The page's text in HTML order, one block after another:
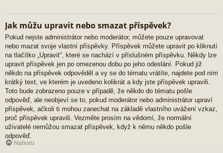
Jak můžu upravit nebo smazat příspěvek?
Pokud nejste administrátor nebo moderátor, můžete pouze upravovat
nebo mazat svoje vlastní příspěvky. Příspěvek můžete upravit po kliknutí
na tlačítko „Upravit“, které se nachází v příslušném příspěvku. Někdy lze
upravit příspěvek jen po omezenou dobu po jeho odeslání. Pokud již
někdo na příspěvek odpověděl a vy se do tématu vrátíte, najdete pod ním
krátký text, ve kterém je uvedeno kolikrát a kdy jste příspěvek upravili.
Toto bude zobrazeno pouze v případě, že někdo do tématu pošle
odpověď, ale neobjeví se to, pokud moderátor nebo administrátor upraví
příspěvek, ačkoli ti mohou zanechat na základě vlastního uvážení vzkaz,
proč příspěvek upravili. Vezměte prosím na vědomí, že normální
uživatelé nemůžou smazat příspěvek, když k němu někdo pošle
odpověď.
Nahoru